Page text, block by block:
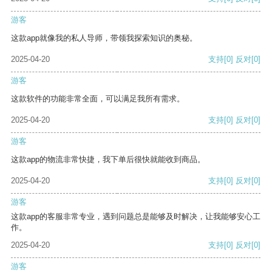
游客
这款app就像我的私人导师，带领我探索知识的奥秘。
2025-04-20 支持[0] 反对[0]
游客
这款软件的功能非常全面，可以满足我所有需求。
2025-04-20 支持[0] 反对[0]
游客
这款app的物流非常快捷，我下单后很快就能收到商品。
2025-04-20 支持[0] 反对[0]
游客
这款app的客服非常专业，遇到问题总是能够及时解决，让我能够安心工
作。
2025-04-20
支持[0] 反对[0]
游客